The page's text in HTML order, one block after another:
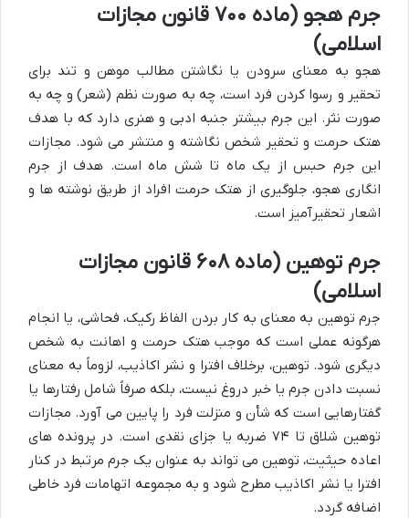
جرم هجو (ماده ۷۰۰ قانون مجازات
اسلامی)
هجو به معنای سرودن یا نگاشتن مطالب موهن و تند برای
تحقیر و رسوا کردن فرد است، چه به صورت نظم (شعر) و چه به
صورت نثر. این جرم بیشتر جنبه ادبی و هنری دارد که با هدف
هتک حرمت و تحقیر شخص نگاشته و منتشر می شود. مجازات
این جرم حبس از یک ماه تا شش ماه است. هدف از جرم
انگاری هجو، جلوگیری از هتک حرمت افراد از طریق نوشته ها و
اشعار تحقیرآمیز است.
جرم توهین (ماده ۶۰۸ قانون مجازات
اسلامی)
جرم توهین به معنای به کار بردن الفاظ رکیک، فحاشی، یا انجام
هرگونه عملی است که موجب هتک حرمت و اهانت به شخص
دیگری شود. توهین، برخلاف افترا و نشر اکاذیب، لزوماً به معنای
نسبت دادن جرم یا خبر دروغ نیست، بلکه صرفاً شامل رفتارها یا
گفتارهایی است که شأن و منزلت فرد را پایین می آورد. مجازات
توهین شلاق تا ۷۴ ضربه یا جزای نقدی است. در پرونده های
اعاده حیثیت، توهین می تواند به عنوان یک جرم مرتبط در کنار
افترا یا نشر اکاذیب مطرح شود و به مجموعه اتهامات فرد خاطی
اضافه گردد.